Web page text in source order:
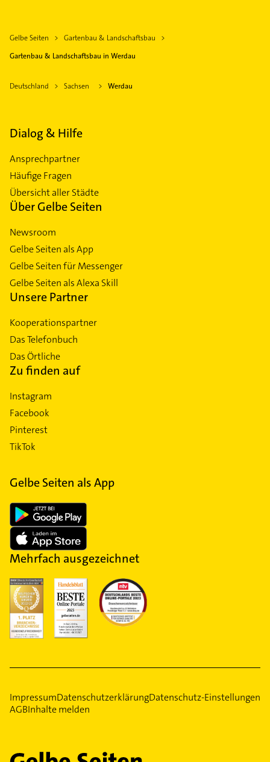
Gelbe Seiten
Gartenbau & Landschaftsbau
Gartenbau & Landschaftsbau in Werdau
Deutschland Sachsen Werdau
Dialog & Hilfe
Ansprechpartner
Häufige Fragen
Übersicht aller Städte
Über Gelbe Seiten
Newsroom
Gelbe Seiten als App
Gelbe Seiten für Messenger
Gelbe Seiten als Alexa Skill
Unsere Partner
Kooperationspartner
Das Telefonbuch
Das Örtliche
Zu finden auf
Instagram
Facebook
Pinterest
TikTok
Gelbe Seiten als App
Mehrfach ausgezeichnet
ImpressumDatenschutzerklärungDatenschutz-Einstellungen
AGBInhalte melden